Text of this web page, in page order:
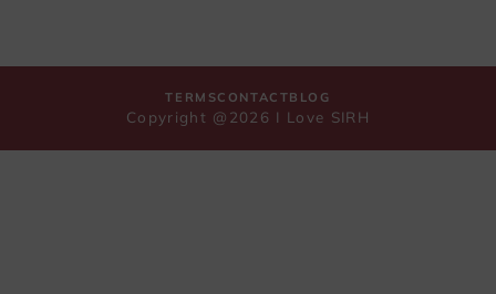
TERMSCONTACTBLOG
Copyright @2026 I Love SIRH